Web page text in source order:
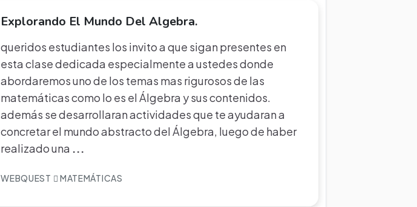
Explorando El Mundo Del Algebra.
queridos estudiantes los invito a que sigan presentes en
esta clase dedicada especialmente a ustedes donde
abordaremos uno de los temas mas rigurosos de las
matemáticas como lo es el Álgebra y sus contenidos.
además se desarrollaran actividades que te ayudaran a
concretar el mundo abstracto del Álgebra, luego de haber
realizado una ...
WEBQUEST MATEMÁTICAS